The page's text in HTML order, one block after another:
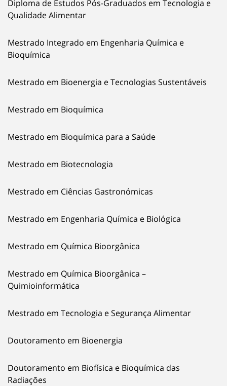
Diploma de Estudos Pós-Graduados em Tecnologia e
Qualidade Alimentar
Mestrado Integrado em Engenharia Química e
Bioquímica
Mestrado em Bioenergia e Tecnologias Sustentáveis
Mestrado em Bioquímica
Mestrado em Bioquímica para a Saúde
Mestrado em Biotecnologia
Mestrado em Ciências Gastronómicas
Mestrado em Engenharia Química e Biológica
Mestrado em Química Bioorgânica
Mestrado em Química Bioorgânica –
Quimioinformática
Mestrado em Tecnologia e Segurança Alimentar
Doutoramento em Bioenergia
Doutoramento em Biofísica e Bioquímica das
Radiações